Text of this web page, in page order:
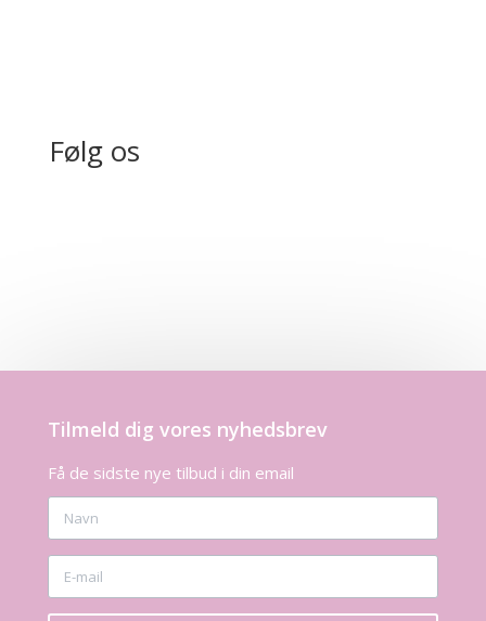
Følg os
Tilmeld dig vores nyhedsbrev
Få de sidste nye tilbud i din email